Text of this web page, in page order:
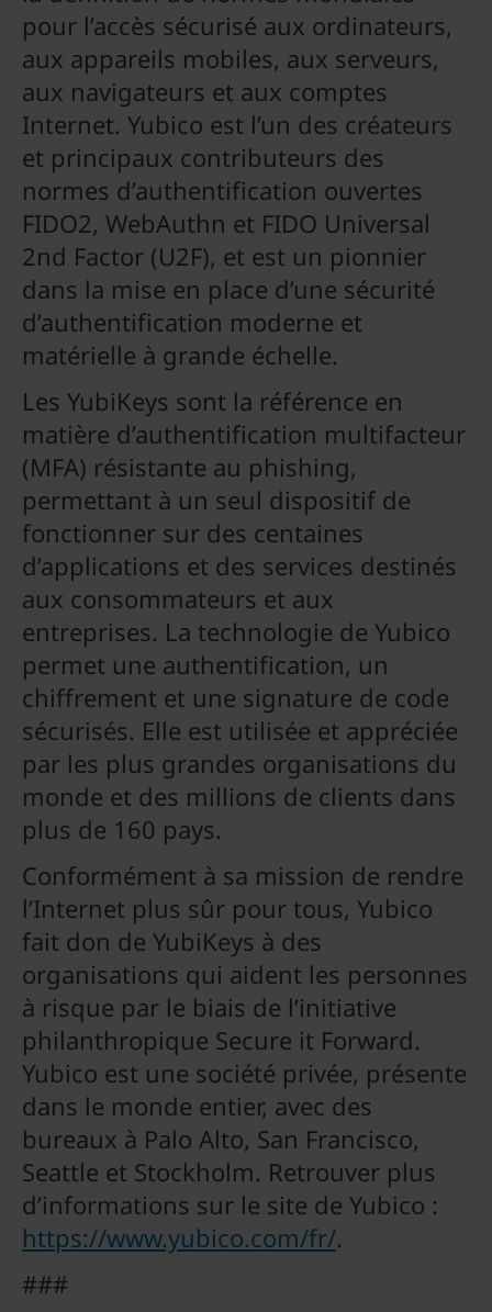
pour l’accès sécurisé aux ordinateurs,
aux appareils mobiles, aux serveurs,
aux navigateurs et aux comptes
Internet. Yubico est l’un des créateurs
et principaux contributeurs des
normes d’authentification ouvertes
FIDO2, WebAuthn et FIDO Universal
2nd Factor (U2F), et est un pionnier
dans la mise en place d’une sécurité
d’authentification moderne et
matérielle à grande échelle.
Les YubiKeys sont la référence en
matière d’authentification multifacteur
(MFA) résistante au phishing,
permettant à un seul dispositif de
fonctionner sur des centaines
d’applications et des services destinés
aux consommateurs et aux
entreprises. La technologie de Yubico
permet une authentification, un
chiffrement et une signature de code
sécurisés. Elle est utilisée et appréciée
par les plus grandes organisations du
monde et des millions de clients dans
plus de 160 pays.
Conformément à sa mission de rendre
l’Internet plus sûr pour tous, Yubico
fait don de YubiKeys à des
organisations qui aident les personnes
à risque par le biais de l’initiative
philanthropique Secure it Forward.
Yubico est une société privée, présente
dans le monde entier, avec des
bureaux à Palo Alto, San Francisco,
Seattle et Stockholm. Retrouver plus
d’informations sur le site de Yubico :
https://www.yubico.com/fr/.
###